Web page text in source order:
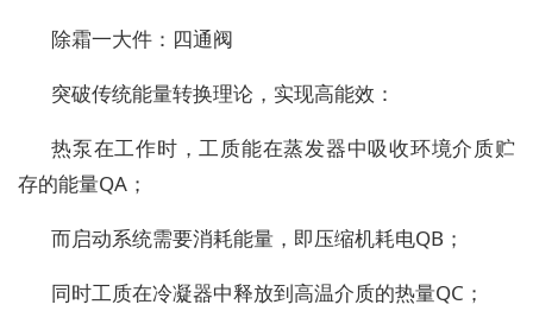
除霜一大件：四通阀
突破传统能量转换理论，实现高能效：
热泵在工作时，工质能在蒸发器中吸收环境介质贮
存的能量QA；
而启动系统需要消耗能量，即压缩机耗电QB；
同时工质在冷凝器中释放到高温介质的热量QC；